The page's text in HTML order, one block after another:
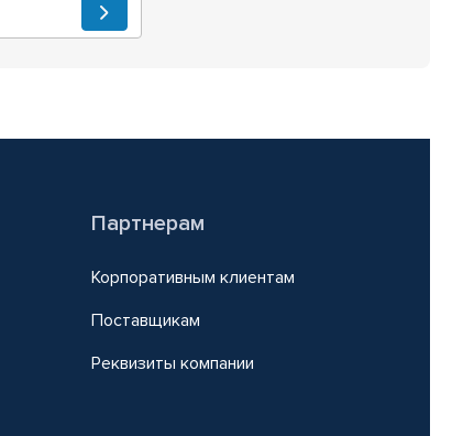
Партнерам
Корпоративным клиентам
Поставщикам
Реквизиты компании